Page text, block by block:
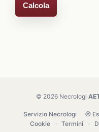
Calcola
© 2026 Necrologi
Servizio Necrologi 🧭
Cookie
· Termini ·